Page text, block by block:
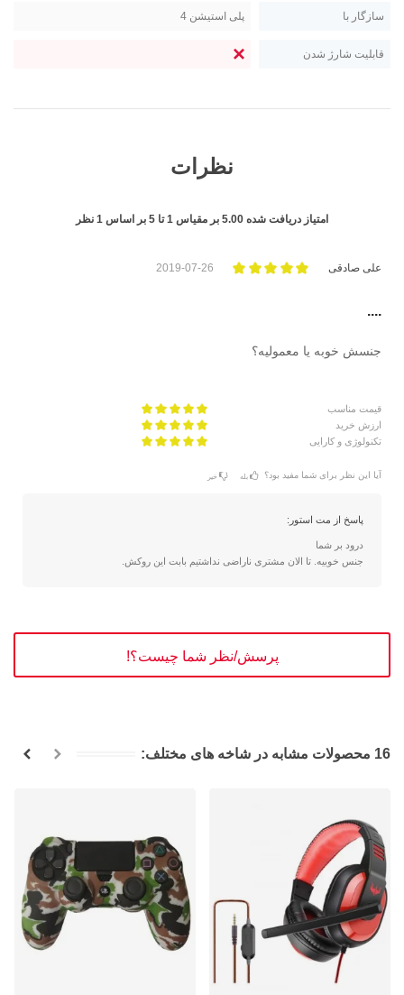
سازگار با پلی استیشن 4
قابلیت شارژ شدن
نظرات
امتیاز دریافت شده 5.00 بر مقیاس 1تا 5 بر اساس 1 نظر
علی صادقی 2019-07-26
....
جنسش خوبه یا معمولیه؟
قیمت مناسب
ارزش خرید
تکنولوژی و کارایی
آیا این نظر برای شما مفید بود؟ بله خیر
پاسخ از مت استور:
درود بر شما
جنس خوبیه. تا الان مشتری ناراضی نداشتیم بابت این روکش.
پرسش/نظر شما چیست؟!
16 محصولات مشابه در شاخه های مختلف: